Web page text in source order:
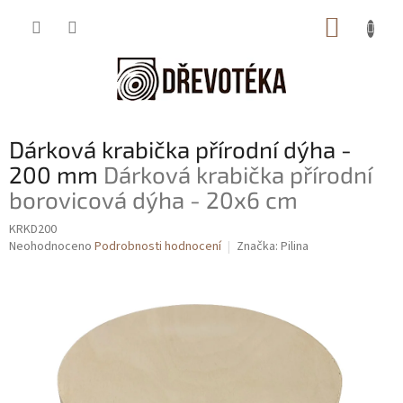
Dárková krabička přírodní dýha -
200 mm Dárková krabička přírodní
borovicová dýha - 20x6 cm
KRKD200
Průměrné
hvězdiček.
Neohodnoceno Podrobnosti hodnocení Značka: Pilina